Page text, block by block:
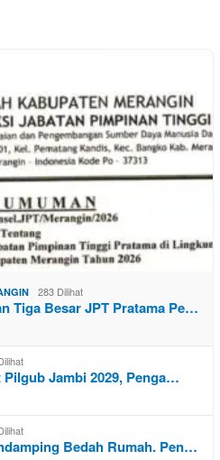
283 Dilihat
Tiga Besar JPT Pratama Pe…
Jambi 2029, Penga…
Bedah Rumah. Pen…